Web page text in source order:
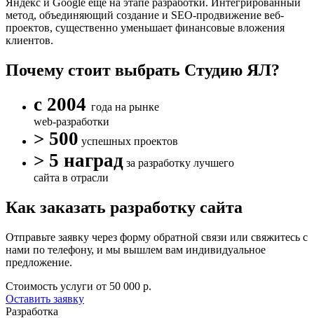
метод, объединяющий создание и SEO-продвижение веб-
проектов, существенно уменьшает финансовые вложения
клиентов.
Почему стоит выбрать Студию ЯЛ?
с 2004 года на рынке
web-разработки
> 500 успешных проектов
> 5 наград за разработку лучшего
сайта в отрасли
Как заказать разработку сайта
Отправьте заявку через форму обратной связи или свяжитесь с
нами по телефону, и мы вышлем вам индивидуальное
предложение.
Стоимость услуги от 50 000 р.
Оставить заявку
Разработка